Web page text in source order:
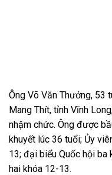
Ông Võ Văn Thưởng, 53
Mang Thít, tỉnh Vĩnh
nhậm chức. Ông được
khuyết lúc 36 tuổi; Ủy
13; đại biểu Quốc hội ba
hai khóa 12-13.